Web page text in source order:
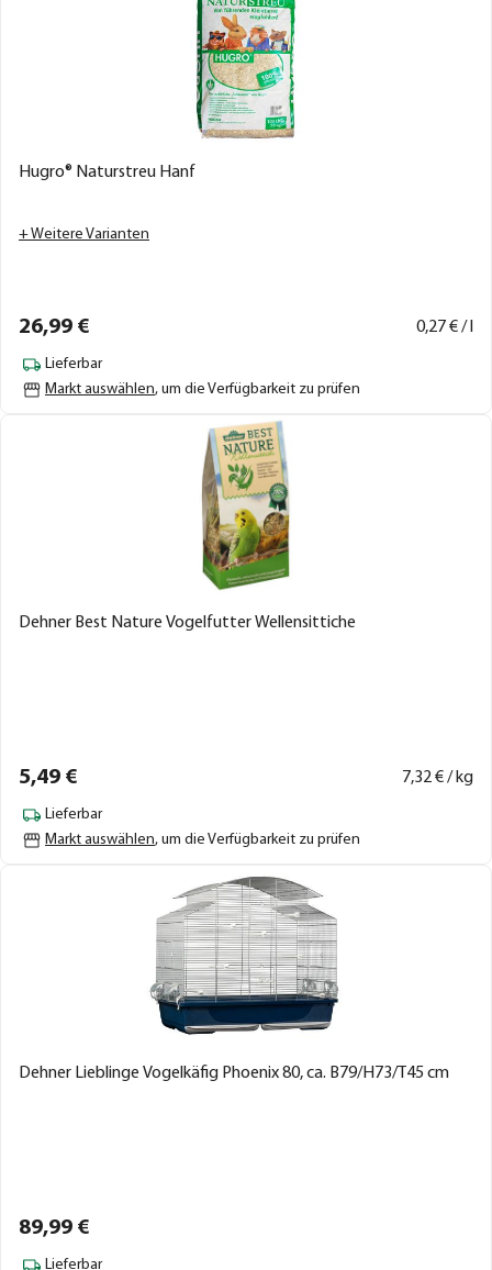
Hugro® Naturstreu Hanf
+ Weitere Varianten
26,99 € 0,27€ / l
Lieferbar
Markt auswählen, um die Verfügbarkeit zu prüfen
Dehner Best Nature Vogelfutter Wellensittiche
5,49 € 7,32€ / kg
Lieferbar
Markt auswählen, um die Verfügbarkeit zu prüfen
Dehner Lieblinge Vogelkäfig Phoenix 80, ca. B79/H73/T45 cm
89,99 €
Lieferbar